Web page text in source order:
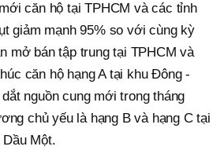
căn hộ tại TPHCM và các tỉnh
giảm mạnh 95% so với cùng kỳ
mở bán tập trung tại TPHCM và
căn hộ hạng A tại khu Đông -
nguồn cung mới trong tháng
chủ yếu là hạng B và hạng C tại
Dầu Một.